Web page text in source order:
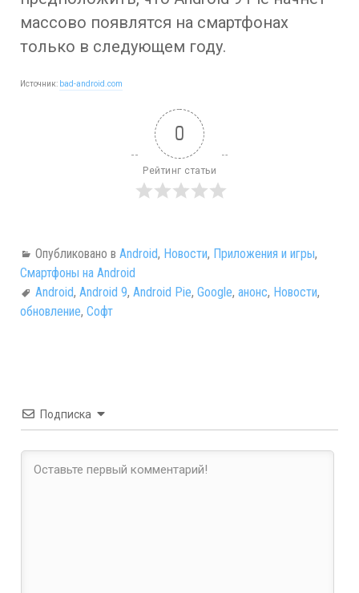
массово появлятся на смартфонах
только в следующем году.
Источник: bad-android.com
0
Рейтинг статьи
Опубликовано в Android, Новости, Приложения и игры,
Смартфоны на Android
Android, Android 9, Android Pie, Google, анонс, Новости,
обновление, Софт
Подписка